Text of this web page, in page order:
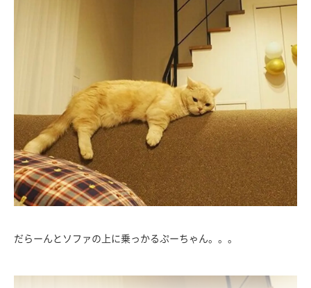
だらーんとソファの上に乗っかるぷーちゃん。。。